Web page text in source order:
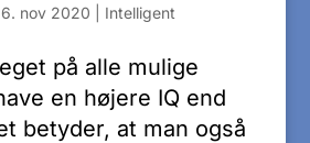
6. nov 2020 Intelligent
på alle mulige
en højere IQ end
betyder, at man også